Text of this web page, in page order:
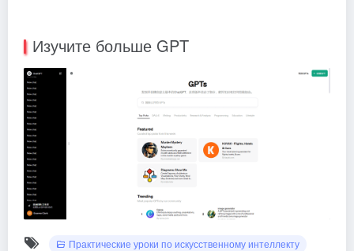
Изучите больше GPT
Практические уроки по искусственному интеллекту